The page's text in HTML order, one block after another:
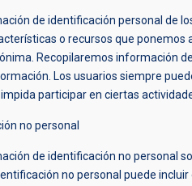
de identificación personal de
o recursos que
Recopilaremos información
Los usuarios siempre
participar en ciertas
no personal
de identificación no personal
no personal puede